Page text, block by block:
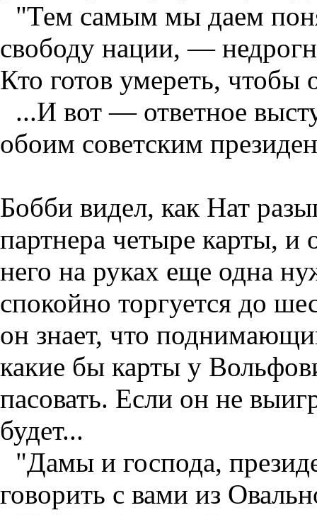
"Тем самым мы даем
свободу нации, —
Кто готов умереть, чтобы
...И вот — ответное
обоим советским
Бобби видел, как Нат
партнера четыре карты, и
него на руках еще одна
спокойно торгуется до
он знает, что
какие бы карты у
пасовать. Если он не
будет...
"Дамы и господа,
говорить с вами из